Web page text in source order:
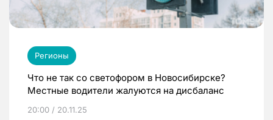
Регионы
Что не так со светофором в Новосибирске?
Местные водители жалуются на дисбаланс
20:00 / 20.11.25